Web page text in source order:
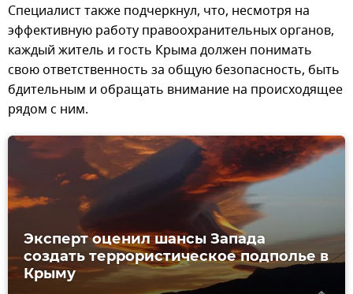
Специалист также подчеркнул, что, несмотря на
эффективную работу правоохранительных органов,
каждый житель и гость Крыма должен понимать
свою ответственность за общую безопасность, быть
бдительным и обращать внимание на происходящее
рядом с ним.
Эксперт оценил шансы Запада
создать террористическое подполье в
Крыму